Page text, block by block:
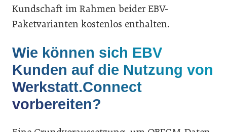
Kundschaft im Rahmen beider EBV-
Paketvarianten kostenlos enthalten.
Wie können sich EBV
Kunden auf die Nutzung von
Werkstatt.Connect
vorbereiten?